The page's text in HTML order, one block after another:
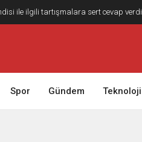
ile ilgili tartışmalara sert cevap verdi
Spor Gündem Teknoloji